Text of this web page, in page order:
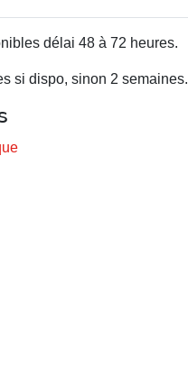
délai 48 à 72 heures.
si dispo, sinon 2 semaines.